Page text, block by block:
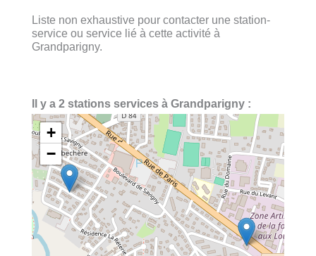
Liste non exhaustive pour contacter une station-
service ou service lié à cette activité à
Grandparigny.
Il y a 2 stations services à Grandparigny :
+
−